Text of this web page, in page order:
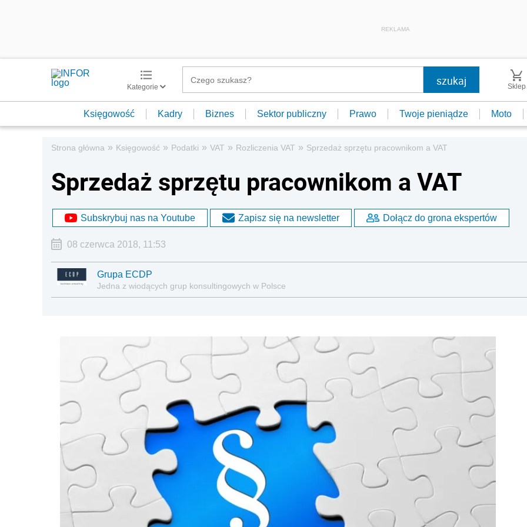
REKLAMA
Kategorie Sklep
Księgowość Kadry Biznes Sektor publiczny Prawo Twoje pieniądze Moto
Strona główna » Księgowość » Podatki » VAT » Rozliczenia VAT » Sprzedaż sprzętu pracownikom a VAT
Sprzedaż sprzętu pracownikom a VAT
Subskrybuj nas na Youtube Zapisz się na newsletter Dołącz do grona ekspertów
08 czerwca 2018, 11:53
Grupa ECDP
Jedna z wiodących grup konsultingowych w Polsce